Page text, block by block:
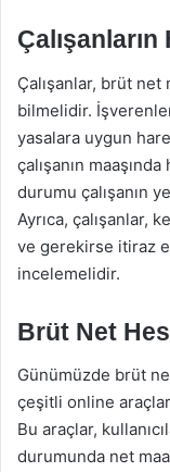
Çalışanların
Çalışanlar, brüt net
bilmelidir.
yasalara uygun
çalışanın
durumu çalışanın
Ayrıca, çalışanlar,
ve gerekirse itiraz
incelemelidir.
Brüt Net
Günümüzde brüt
çeşitli online
Bu araçlar,
durumunda net